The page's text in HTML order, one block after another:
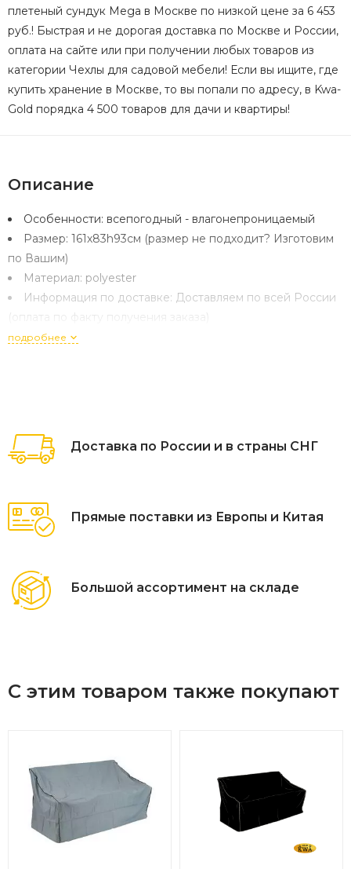
плетеный сундук Mega в Москве по низкой цене за 6 453
руб.! Быстрая и не дорогая доставка по Москве и России,
оплата на сайте или при получении любых товаров из
категории Чехлы для садовой мебели! Если вы ищите, где
купить хранение в Москве, то вы попали по адресу, в Kwa-
Gold порядка 4 500 товаров для дачи и квартиры!
Описание
Особенности: всепогодный - влагонепроницаемый
Размер: 161х83h93см (размер не подходит? Изготовим
по Вашим)
Материал: polyester
Информация по доставке: Доставляем по всей России
(оплата по факту получения заказа)
подробнее
Доставка по России и в страны СНГ
Прямые поставки из Европы и Китая
Большой ассортимент на складе
С этим товаром также покупают